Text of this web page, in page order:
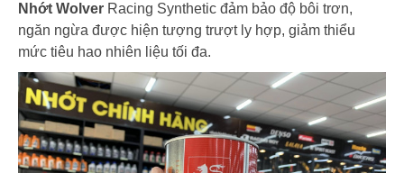
Nhớt Wolver Racing Synthetic đảm bảo độ bôi trơn,
ngăn ngừa được hiện tượng trượt ly hợp, giảm thiểu
mức tiêu hao nhiên liệu tối đa.